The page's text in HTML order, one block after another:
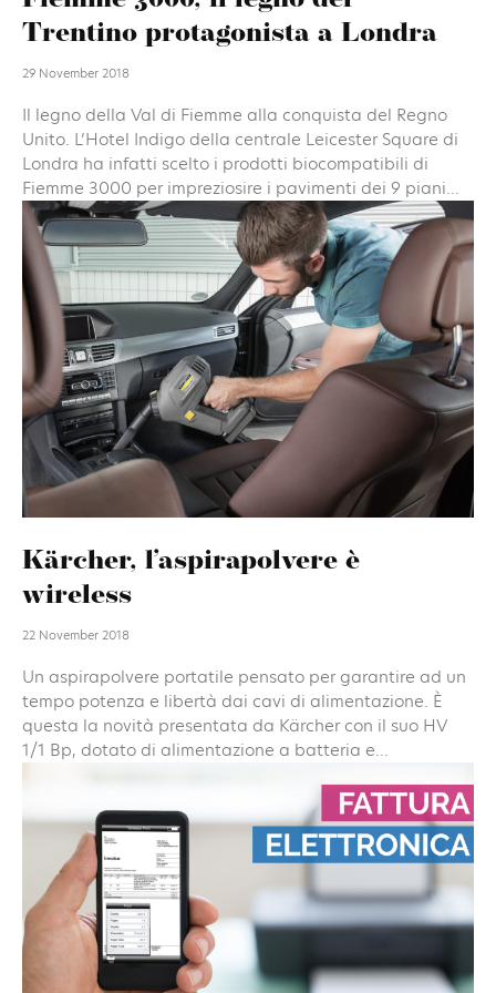
Trentino protagonista a Londra
29 November 2018
Il legno della Val di Fiemme alla conquista del Regno
Unito. L’Hotel Indigo della centrale Leicester Square di
Londra ha infatti scelto i prodotti biocompatibili di
Fiemme 3000 per impreziosire i pavimenti dei 9 piani...
Kärcher, l’aspirapolvere è
wireless
22 November 2018
Un aspirapolvere portatile pensato per garantire ad un
tempo potenza e libertà dai cavi di alimentazione. È
questa la novità presentata da Kärcher con il suo HV
1/1 Bp, dotato di alimentazione a batteria e...